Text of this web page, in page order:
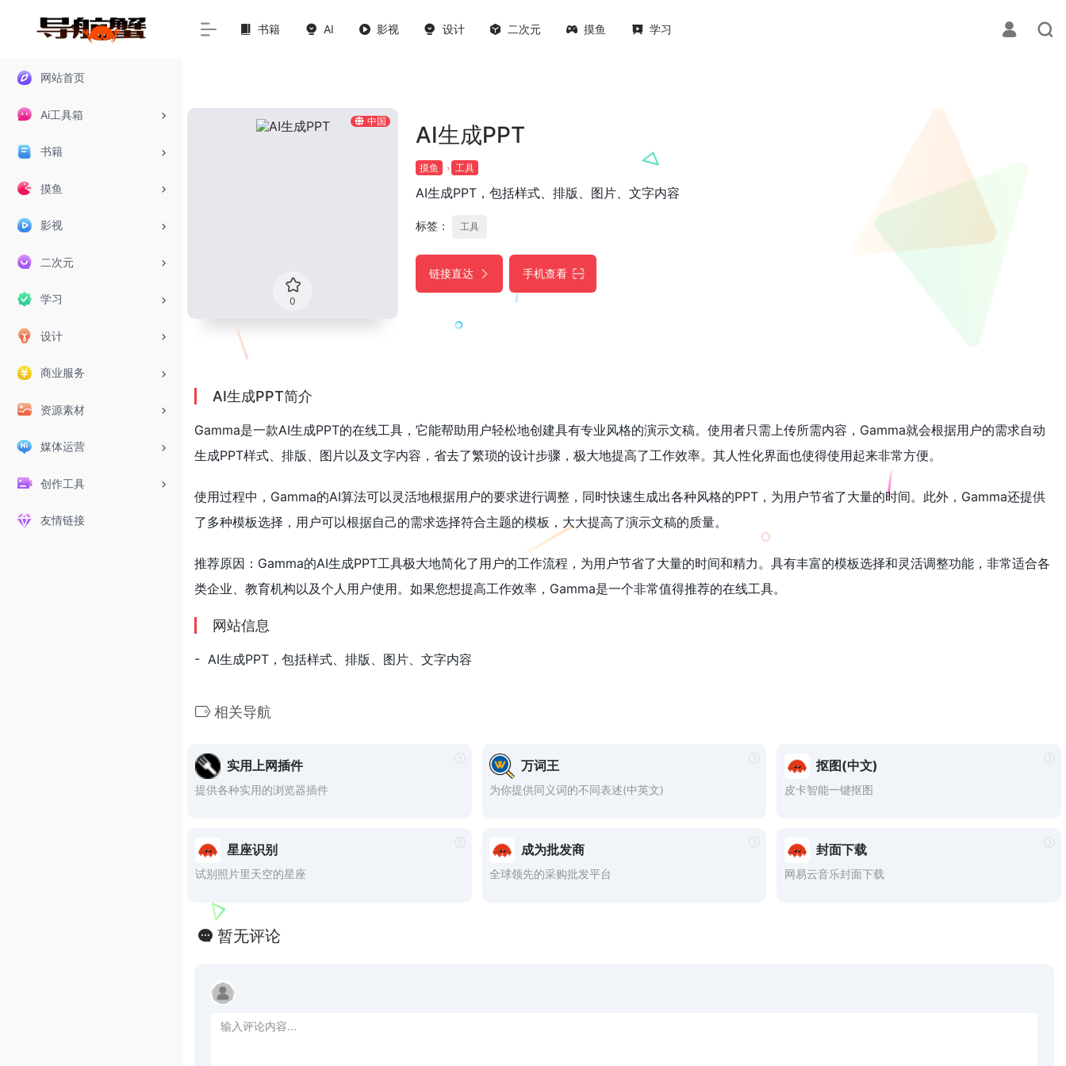
网站首页
Ai工具箱
书籍
摸鱼
影视
二次元
学习
设计
商业服务
资源素材
媒体运营
创作工具
友情链接
书籍 AI 影视 设计 二次元 摸鱼 学习
中国
0
AI生成PPT
摸鱼 工具
AI生成PPT，包括样式、排版、图片、文字内容
标签： 工具
链接直达 手机查看
AI生成PPT简介
Gamma是一款AI生成PPT的在线工具，它能帮助用户轻松地创建具有专业风格的演示文稿。使用者只需上传所需内容，Gamma就会根据用户的需求自动
生成PPT样式、排版、图片以及文字内容，省去了繁琐的设计步骤，极大地提高了工作效率。其人性化界面也使得使用起来非常方便。
使用过程中，Gamma的AI算法可以灵活地根据用户的要求进行调整，同时快速生成出各种风格的PPT，为用户节省了大量的时间。此外，Gamma还提供
了多种模板选择，用户可以根据自己的需求选择符合主题的模板，大大提高了演示文稿的质量。
推荐原因：Gamma的AI生成PPT工具极大地简化了用户的工作流程，为用户节省了大量的时间和精力。具有丰富的模板选择和灵活调整功能，非常适合各
类企业、教育机构以及个人用户使用。如果您想提高工作效率，Gamma是一个非常值得推荐的在线工具。
网站信息
- AI生成PPT，包括样式、排版、图片、文字内容
相关导航
实用上网插件
提供各种实用的浏览器插件
万词王
为你提供同义词的不同表述(中英文)
抠图(中文)
皮卡智能一键抠图
星座识别
试别照片里天空的星座
成为批发商
全球领先的采购批发平台
封面下载
网易云音乐封面下载
暂无评论